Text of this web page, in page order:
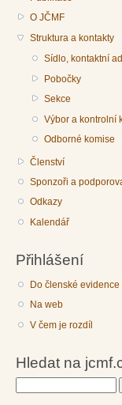
O JČMF
Struktura a kontakty
Sídlo, kontaktní
Pobočky
Sekce
Výbor a kontrolní
Odborné komise
Členství
Sponzoři a
Odkazy
Kalendář
Přihlášení
Do členské evidence
Na web
V čem je rozdíl
Hledat na